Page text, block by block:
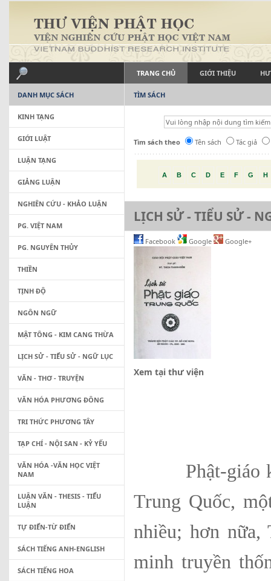
TRANG CHỦ GIỚI THIỆU
TÌM SÁCH
Tìm sách theo Tên sách Tác giả
A B C D E F G H
LỊCH SỬ - TIỂU SỬ -
Facebook Google Google+
Xem tại thư viện
Phật-giáo
Trung Quốc,
nhiều; hơn nữa,
minh truyền
DANH MỤC SÁCH
KINH TẠNG
GIỚI LUẬT
LUẬN TẠNG
GIẢNG LUẬN
NGHIÊN CỨU - KHẢO LUẬN
PG. VIỆT NAM
PG. NGUYÊN THỦY
THIỀN
TỊNH ĐỘ
NGÔN NGỮ
MẬT TÔNG - KIM CANG THỪA
LỊCH SỬ - TIỂU SỬ - NGỮ LỤC
VĂN - THƠ - TRUYỆN
VĂN HÓA PHƯƠNG ĐÔNG
TRI THỨC PHƯƠNG TÂY
TẠP CHÍ - NỘI SAN - KỶ YẾU
VĂN HÓA -VĂN HỌC VIỆT
NAM
LUẬN VĂN - THESIS - TIỂU
LUẬN
TỰ ĐIỂN-TỪ ĐIỂN
SÁCH TIẾNG ANH-ENGLISH
SÁCH TIẾNG HOA